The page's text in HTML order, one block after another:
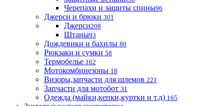
Черепахи и защиты спины96
Джерси и брюки 301
Джерси208
Штаны93
Дождевики и бахилы 80
Рюкзаки и сумки 58
Термобелье 162
Мотокомбинезоны 18
Визоры,запчасти для шлемов 221
Запчасти для мотобот 31
Одежда (майки,кепки,куртки и т.д) 165